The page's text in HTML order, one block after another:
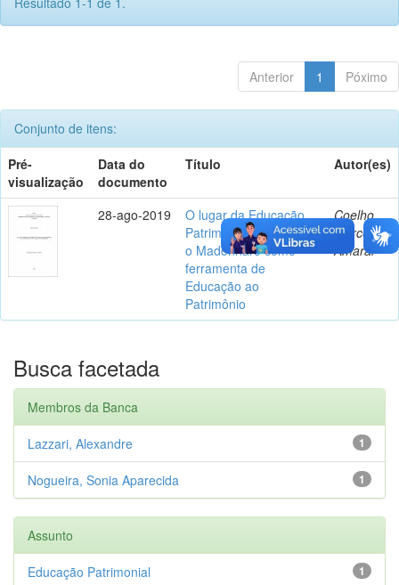
Anterior 1 Póximo
Conjunto de itens:
Pré-
visualização
Data do
documento
Título Autor(es)
28-ago-2019
O lugar da Educação
Patrimonial na escola:
o Madonnaro como
ferramenta de
Educação ao
Patrimônio
Coelho,
Marcelo
Amaral
Busca facetada
Membros da Banca
1
Lazzari, Alexandre
1
Nogueira, Sonia Aparecida
Assunto
1
Educação Patrimonial